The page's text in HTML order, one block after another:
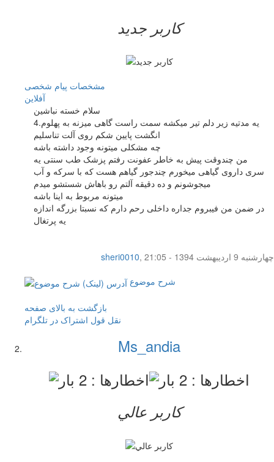
کاربر جدید
مشخصات پیام شخصی
آفلاين
سلام خسته نباشین
یه مدتیه زیر دلم تیر میکشه سمت راست گاهی میزنه به پهلوم.4
انگشت پایین شکم روی آلت تناسلیم
چه مشکلی میتونه وجود داشته باشه
من چندوقت پیش به خاطر عفونت رفتم پزشک طب سنتی یه
سری داروی گیاهی میخورم چندجور گیاهم هست که با سرکه و آب
میجوشونم و ده دقیقه آلتم رو باهاش شستشو میدم
میتونه مربوط به اینا باشه
در ضمن من فیبروم جداره داخلی رحم دارم که نسبتا بزرگه اندازه
یه پرتغال
sheri0010,
چهار‌شنبه 9 اردیبهشت 1394 - 21:05
شرح موضوع
بازگشت به بالای صفحه
نقل قول اشتراک در تلگرام
Ms_andia
کاربر عالي